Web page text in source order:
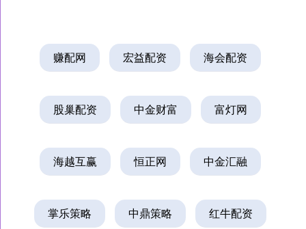
赚配网 宏益配资 海会配资
股巢配资 中金财富 富灯网
海越互赢 恒正网 中金汇融
掌乐策略 中鼎策略 红牛配资